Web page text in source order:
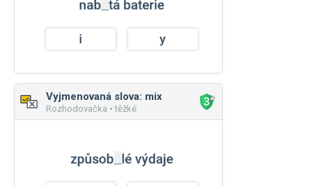
Vyjmenovaná slova: mix
Rozhodovačka • těžké